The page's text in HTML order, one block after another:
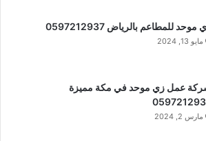
موحد للمطاعم بالرياض 0597212937
مايو 13, 2024
عمل زي موحد في مكة مميزة
مارس 2, 2024